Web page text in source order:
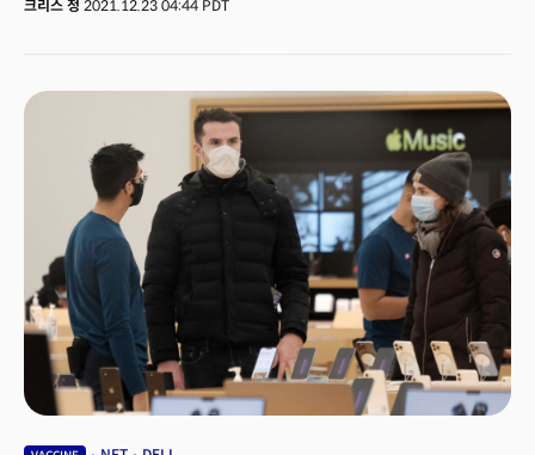
중증 전환률이 델타변이에 비해 80% 수준으로 낮다고 밝혀지면서 코로나
확산으로 인한 우려와 불확실성이 걷히고 있다. 여기에 견고한 경기지표까지
나타나면서 미 증시는 공식적인 산타클로스 랠리가 시작됐다는 평가다.
다우지수는 지난 이틀동안 800포인트 이상 상승했고 S&P500은 최고가에서
1% 이내로 근접했다. 코로나 확산 우려와 연준의 매파적인 정책 전환으로
인한 우려는 이전 3일간 S&P500이 9월 이후 최악의 하락세를 보이는데
일조했다. 나스닥은 5월 이후 가장 큰 폭의 하락세를 기록했다. 투자회사인
에드워드 존스의 앙겔로 쿠카파스 투자 전략가는 이에 "12월은 전통적으로
변동성이 크지 않은 달이지만 이번에는 오미크론 변이로 인해 변동성을 볼 수
있었다."고 평가하면서 최근 이틀간의 랠리가 시장이 오미크론 변이로부터
회복을 할 수 있을것이라는 확신을 반영한다고 분석했다. 오늘 시장은
오미크론 변이에 대한 우려에서 벗어나면서 다시 인플레이션에 초점을 맞출
것으로 전망된다. 미 상무부는 동부시각 오전 8시 30분에 개인소비지출과
연준이 주목하는 인플레이션 지표인 개인소비지출(PCE) 물가지수를
상승세를 보일 것으로 전망하나 소비자물가지수(CPI)가 이미 발표된 만큼
크리스 정 2021.12.23 04:44 PDT